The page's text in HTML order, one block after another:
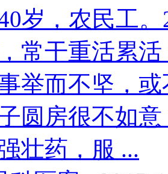
岁，农民工
常干重活累
举而不坚，
圆房很不如
壮药，服 ...